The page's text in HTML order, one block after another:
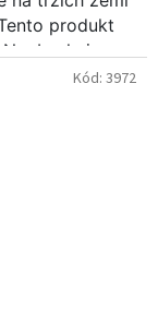
produkt
Kód: 3972